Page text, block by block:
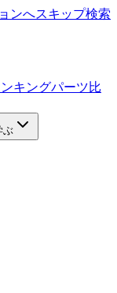
ンへスキップ検索
キングパーツ比
ぶ